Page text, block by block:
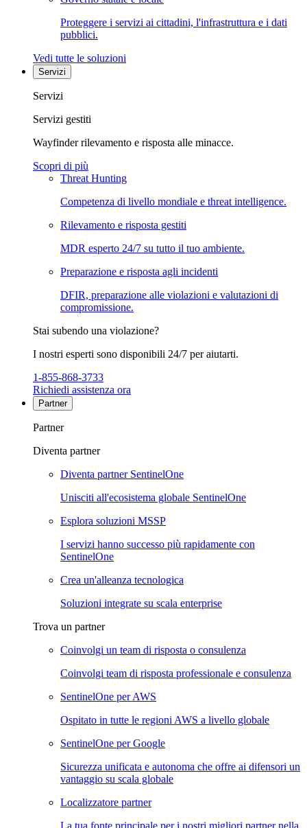
Proteggere i servizi ai cittadini, l'infrastruttura e i dati
pubblici.
Vedi tutte le soluzioni
Servizi
Servizi
Servizi gestiti
Wayfinder rilevamento e risposta alle minacce.
Scopri di più
Threat Hunting
Competenza di livello mondiale e threat intelligence.
Rilevamento e risposta gestiti
MDR esperto 24/7 su tutto il tuo ambiente.
Preparazione e risposta agli incidenti
DFIR, preparazione alle violazioni e valutazioni di
compromissione.
Stai subendo una violazione?
I nostri esperti sono disponibili 24/7 per aiutarti.
1-855-868-3733
Richiedi assistenza ora
Partner
Partner
Diventa partner
Diventa partner SentinelOne
Unisciti all'ecosistema globale SentinelOne
Esplora soluzioni MSSP
I servizi hanno successo più rapidamente con
SentinelOne
Crea un'alleanza tecnologica
Soluzioni integrate su scala enterprise
Trova un partner
Coinvolgi un team di risposta o consulenza
Coinvolgi team di risposta professionale e consulenza
SentinelOne per AWS
Ospitato in tutte le regioni AWS a livello globale
SentinelOne per Google
Sicurezza unificata e autonoma che offre ai difensori un
vantaggio su scala globale
Localizzatore partner
La tua fonte principale per i nostri migliori partner nella